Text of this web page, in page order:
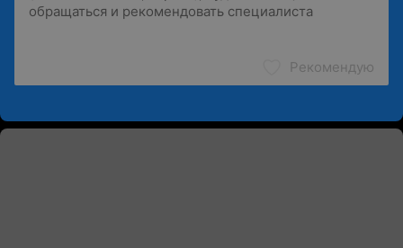
Рекомендую